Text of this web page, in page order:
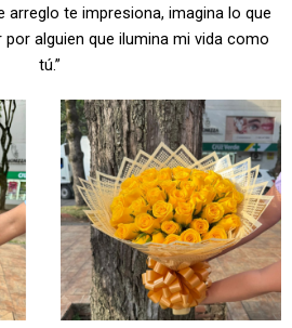
te impresiona, imagina lo que
alguien que ilumina mi vida como
tú.”